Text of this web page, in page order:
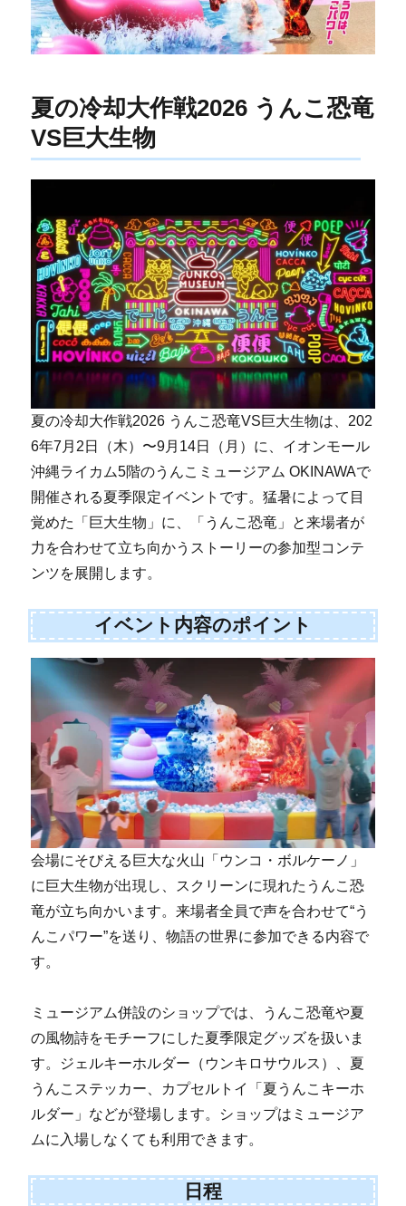
夏の冷却大作戦2026 うんこ恐竜
VS巨大生物
夏の冷却大作戦2026 うんこ恐竜VS巨大生物は、202
6年7月2日（木）〜9月14日（月）に、イオンモール
沖縄ライカム5階のうんこミュージアム OKINAWAで
開催される夏季限定イベントです。猛暑によって目
覚めた「巨大生物」に、「うんこ恐竜」と来場者が
力を合わせて立ち向かうストーリーの参加型コンテ
ンツを展開します。
イベント内容のポイント
会場にそびえる巨大な火山「ウンコ・ボルケーノ」
に巨大生物が出現し、スクリーンに現れたうんこ恐
竜が立ち向かいます。来場者全員で声を合わせて“う
んこパワー”を送り、物語の世界に参加できる内容で
す。
ミュージアム併設のショップでは、うんこ恐竜や夏
の風物詩をモチーフにした夏季限定グッズを扱いま
す。ジェルキーホルダー（ウンキロサウルス）、夏
うんこステッカー、カプセルトイ「夏うんこキーホ
ルダー」などが登場します。ショップはミュージア
ムに入場しなくても利用できます。
日程